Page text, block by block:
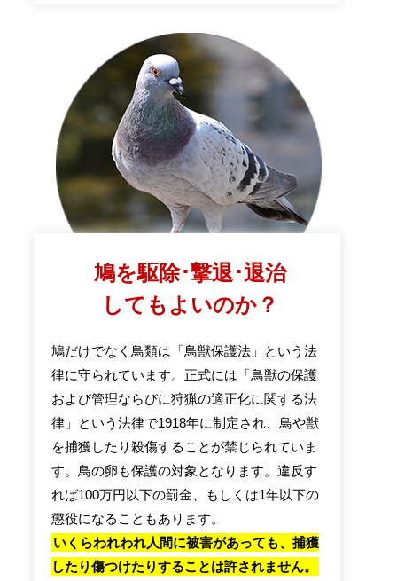
鳩を駆除･撃退･退治
してもよいのか？
鳩だけでなく鳥類は「鳥獣保護法」という法
律に守られています。正式には「鳥獣の保護
および管理ならびに狩猟の適正化に関する法
律」という法律で1918年に制定され、鳥や獣
を捕獲したり殺傷することが禁じられていま
す。鳥の卵も保護の対象となります。違反す
れば100万円以下の罰金、もしくは1年以下の
懲役になることもあります。
いくらわれわれ人間に被害があっても、捕獲
したり傷つけたりすることは許されません。